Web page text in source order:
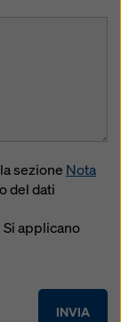
sezione Nota
del dati
applicano
INVIA